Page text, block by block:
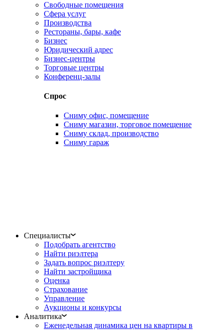
Свободные помещения
Сфера услуг
Производства
Рестораны, бары, кафе
Бизнес
Юридический адрес
Бизнес-центры
Торговые центры
Конференц-залы
Спрос
Сниму офис, помещение
Сниму магазин, торговое помещение
Сниму склад, производство
Сниму гараж
Специалисты
Подобрать агентство
Найти риэлтера
Задать вопрос риэлтеру
Найти застройщика
Оценка
Страхование
Управление
Аукционы и конкурсы
Аналитика
Еженедельная динамика цен на квартиры в